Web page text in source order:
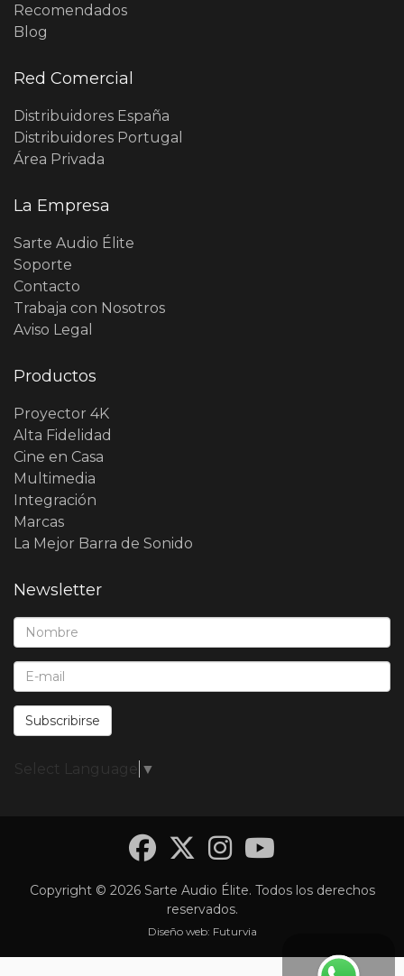
Recomendados
Blog
Red Comercial
Distribuidores España
Distribuidores Portugal
Área Privada
La Empresa
Sarte Audio Élite
Soporte
Contacto
Trabaja con Nosotros
Aviso Legal
Productos
Proyector 4K
Alta Fidelidad
Cine en Casa
Multimedia
Integración
Marcas
La Mejor Barra de Sonido
Newsletter
Nombre*:
E-Mail*:
Subscribirse
Select Language ▼
Facebook
Twitter
Copyright © 2026 Sarte Audio Élite. Todos los derechos
reservados.
Diseño web: Futurvia